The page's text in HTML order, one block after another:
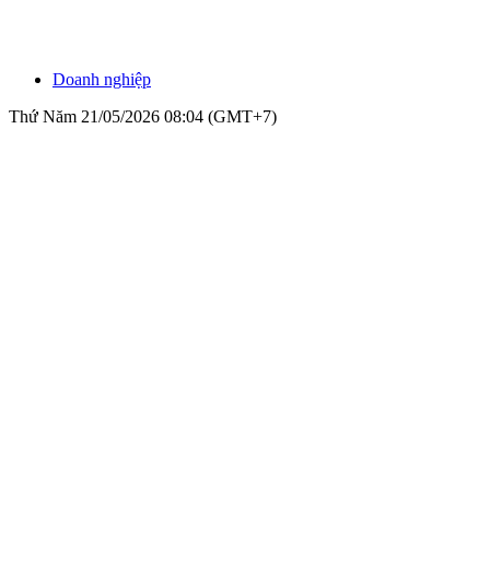
Doanh nghiệp
Thứ Năm 21/05/2026 08:04 (GMT+7)